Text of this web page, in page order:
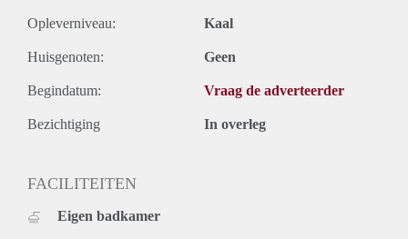
Opleverniveau: Kaal
Huisgenoten: Geen
Begindatum: Vraag de adverteerder
Bezichtiging In overleg
FACILITEITEN
Eigen badkamer